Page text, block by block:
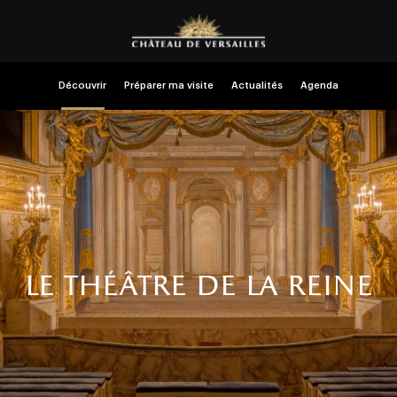
Découvrir Préparer ma visite Actualités Agenda
le théâtre de la reine